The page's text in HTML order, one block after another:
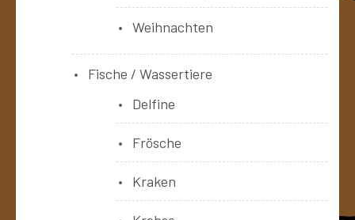
Weihnachten
Fische / Wassertiere
Delfine
Frösche
Kraken